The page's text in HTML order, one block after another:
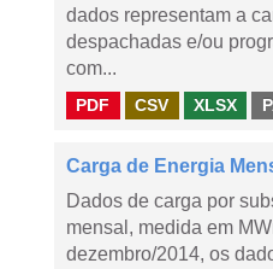
dados representam a
despachadas e/ou
com...
PDF CSV XLSX
Carga de Energia
Dados de carga por
mensal, medida em
dezembro/2014, os